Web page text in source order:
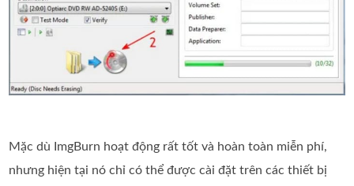
Mặc dù ImgBurn hoạt động rất tốt và hoàn toàn miễn phí,
nhưng hiện tại nó chỉ có thể được cài đặt trên các thiết bị